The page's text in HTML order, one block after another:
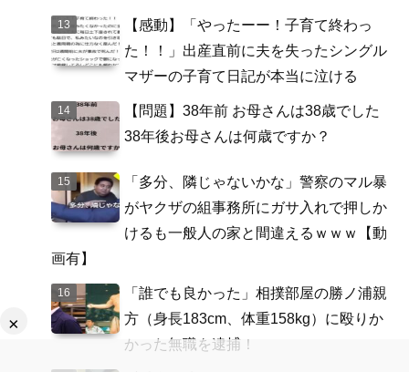
×
【感動】「やったーー！子育て終わっ
た！！」出産直前に夫を失ったシングル
マザーの子育て日記が本当に泣ける
【問題】38年前 お母さんは38歳でした
38年後お母さんは何歳ですか？
「多分、隣じゃないかな」警察のマル暴
がヤクザの組事務所にガサ入れで押しか
けるも一般人の家と間違えるｗｗｗ【動
画有】
「誰でも良かった」相撲部屋の勝ノ浦親
方（身長183cm、体重158kg）に殴りか
かった無職を逮捕！